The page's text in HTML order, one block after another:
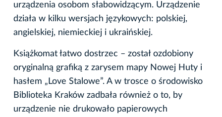
urządzenia osobom słabowidzącym. Urządzenie
działa w kilku wersjach językowych: polskiej,
angielskiej, niemieckiej i ukraińskiej.
Książkomat łatwo dostrzec – został ozdobiony
oryginalną grafiką z zarysem mapy Nowej Huty i
hasłem „Love Stalowe”. A w trosce o środowisko
Biblioteka Kraków zadbała również o to, by
urządzenie nie drukowało papierowych